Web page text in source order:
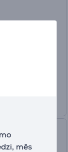
mēs
6", 8 GB,